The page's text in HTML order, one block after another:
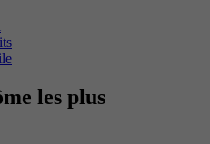
les plus